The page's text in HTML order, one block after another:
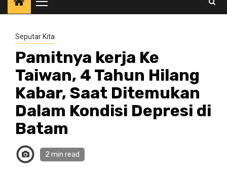
Primary
Menu
Seputar Kita
Pamitnya kerja Ke
Taiwan, 4 Tahun Hilang
Kabar, Saat Ditemukan
Dalam Kondisi Depresi di
Batam
2 min read